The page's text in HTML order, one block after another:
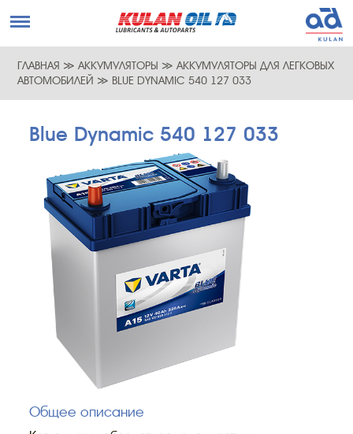
ГЛАВНАЯ ≫ АККУМУЛЯТОРЫ ≫ АККУМУЛЯТОРЫ ДЛЯ ЛЕГКОВЫХ
АВТОМОБИЛЕЙ ≫ BLUE DYNAMIC 540 127 033
Blue Dynamic 540 127 033
Общее описание